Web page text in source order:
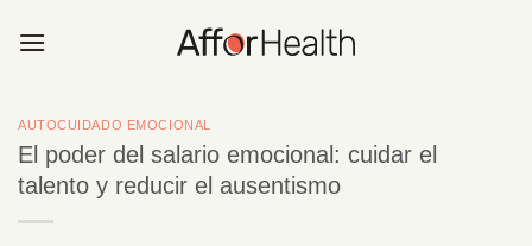
AUTOCUIDADO EMOCIONAL
El poder del salario emocional: cuidar el
talento y reducir el ausentismo